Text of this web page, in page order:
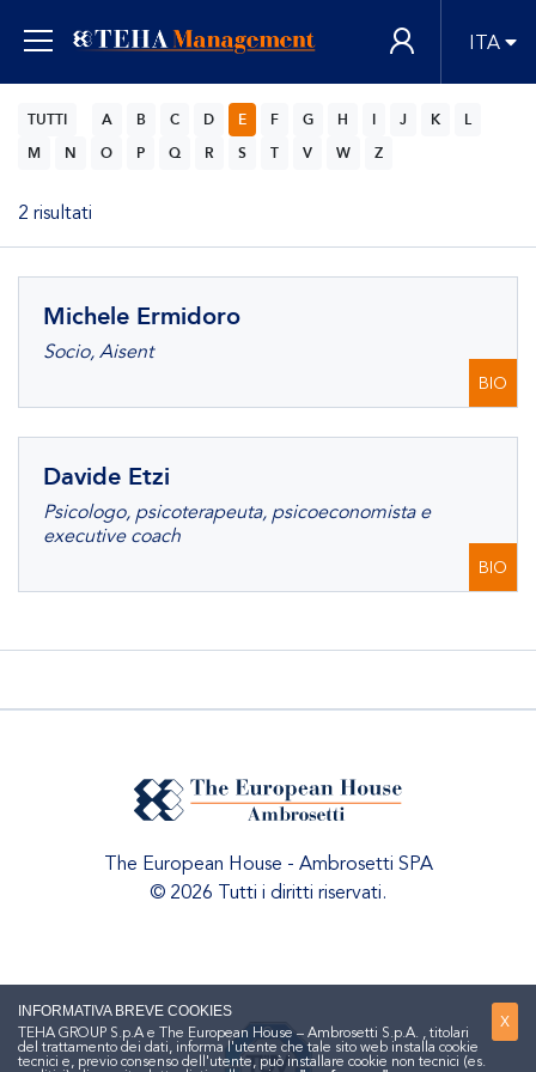
ITA
TUTTI A B C D E F G H J K
L
M
N O P Q R S T V W Z
2 risultati
Michele Ermidoro
Socio, Aisent
BIO
Davide Etzi
Psicologo, psicoterapeuta, psicoeconomista e
executive coach
BIO
The European House - Ambrosetti SPA
© 2026 Tutti i diritti riservati.
X
INFORMATIVA BREVE COOKIES
TEHA GROUP S.p.A e The European House – Ambrosetti S.p.A. , titolari
del trattamento dei dati, informa l'utente che tale sito web installa cookie
tecnici e, previo consenso dell'utente, può installare cookie non tecnici (es.